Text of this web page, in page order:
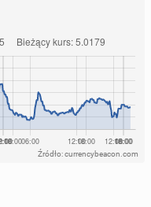
Źródło: currencybeacon.com